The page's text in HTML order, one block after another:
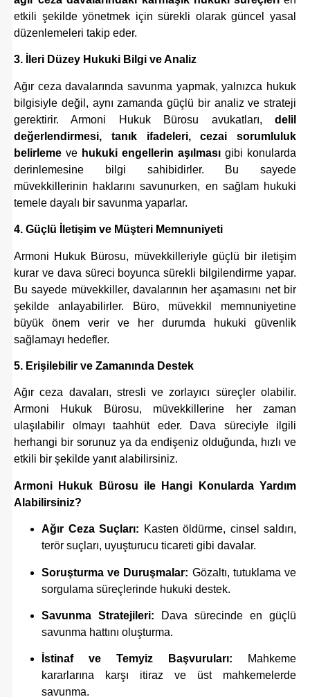
etkili şekilde yönetmek için sürekli olarak güncel yasal
düzenlemeleri takip eder.
3. İleri Düzey Hukuki Bilgi ve Analiz
Ağır ceza davalarında savunma yapmak, yalnızca hukuk
bilgisiyle değil, aynı zamanda güçlü bir analiz ve strateji
gerektirir. Armoni Hukuk Bürosu avukatları, delil
değerlendirmesi, tanık ifadeleri, cezai sorumluluk
belirleme ve hukuki engellerin aşılması gibi konularda
derinlemesine bilgi sahibidirler. Bu sayede
müvekkillerinin haklarını savunurken, en sağlam hukuki
temele dayalı bir savunma yaparlar.
4. Güçlü İletişim ve Müşteri Memnuniyeti
Armoni Hukuk Bürosu, müvekkilleriyle güçlü bir iletişim
kurar ve dava süreci boyunca sürekli bilgilendirme yapar.
Bu sayede müvekkiller, davalarının her aşamasını net bir
şekilde anlayabilirler. Büro, müvekkil memnuniyetine
büyük önem verir ve her durumda hukuki güvenlik
sağlamayı hedefler.
5. Erişilebilir ve Zamanında Destek
Ağır ceza davaları, stresli ve zorlayıcı süreçler olabilir.
Armoni Hukuk Bürosu, müvekkillerine her zaman
ulaşılabilir olmayı taahhüt eder. Dava süreciyle ilgili
herhangi bir sorunuz ya da endişeniz olduğunda, hızlı ve
etkili bir şekilde yanıt alabilirsiniz.
Armoni Hukuk Bürosu ile Hangi Konularda Yardım
Alabilirsiniz?
Ağır Ceza Suçları: Kasten öldürme, cinsel saldırı,
terör suçları, uyuşturucu ticareti gibi davalar.
Soruşturma ve Duruşmalar: Gözaltı, tutuklama ve
sorgulama süreçlerinde hukuki destek.
Savunma Stratejileri: Dava sürecinde en güçlü
savunma hattını oluşturma.
İstinaf ve Temyiz Başvuruları: Mahkeme
kararlarına karşı itiraz ve üst mahkemelerde
savunma.